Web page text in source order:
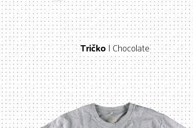
Tričko| Chocolate